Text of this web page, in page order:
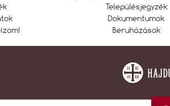
Településjegyzék
Dokumentumok
Beruházások